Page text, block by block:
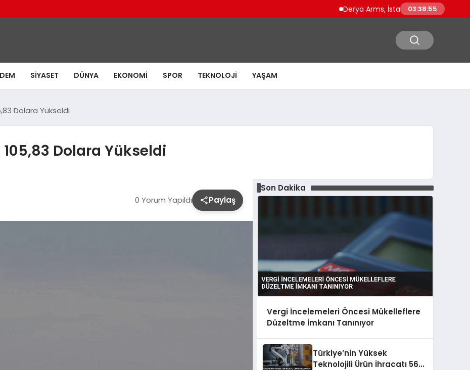
Derya Arms, İstanbul Prohunt 2026’da
03:38:56
SIYASET DÜNYA EKONOMI SPOR TEKNOLOJI YAŞAM
Dolara Yükseldi
Dolara Yükseldi
0 Yorum Yapıldı Paylaş
Son Dakika
Vergi İncelemeleri Öncesi Mükelleflere
Düzeltme İmkanı Tanınıyor
Türkiye’nin Yüksek
Teknolojili Ürün İhracatı 56